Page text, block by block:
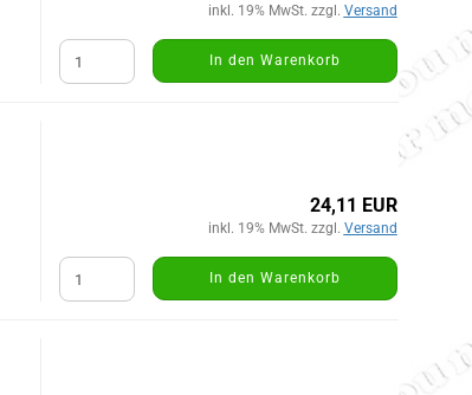
inkl. 19% MwSt. zzgl. Versand
In den Warenkorb
24,11 EUR
inkl. 19% MwSt. zzgl. Versand
In den Warenkorb